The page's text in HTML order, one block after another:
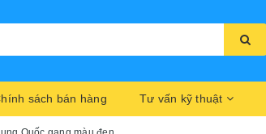
sách bán hàng Tư vấn kỹ thuật